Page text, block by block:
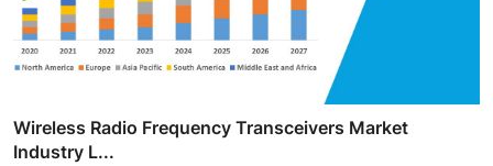
Wireless Radio Frequency Transceivers Market
Industry L...